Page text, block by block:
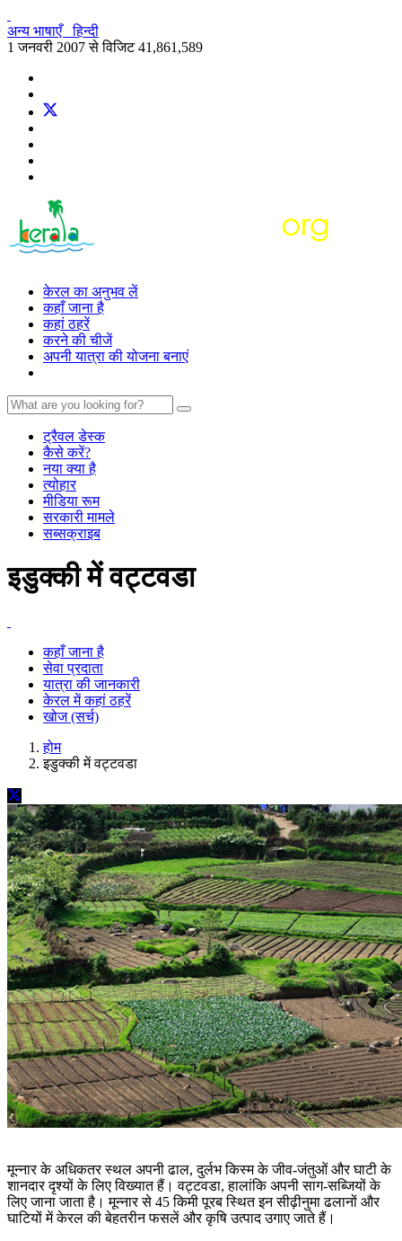
अन्य भाषाएँ हिन्दी
1 जनवरी 2007 से विजिट41,861,589
केरल का अनुभव लें
कहाँ जाना है
कहां ठहरें
करने की चीजें
अपनी यात्रा की योजना बनाएं
ट्रैवल डेस्क
कैसे करें?
नया क्या है
त्योहार
मीडिया रूम
सरकारी मामले
सब्सक्राइब
इडुक्की में वट्टवडा
कहाँ जाना है
सेवा प्रदाता
यात्रा की जानकारी
केरल में कहां ठहरें
खोज (सर्च)
होम
इडुक्की में वट्टवडा
मून्नार के अधिकतर स्थल अपनी ढाल, दुर्लभ किस्म के जीव-जंतुओं और घाटी के
शानदार दृश्यों के लिए विख्यात हैं। वट्टवडा, हालांकि अपनी साग-सब्जियों के
लिए जाना जाता है। मून्नार से 45 किमी पूरब स्थित इन सीढ़ीनुमा ढलानों और
घाटियों में केरल की बेहतरीन फसलें और कृषि उत्पाद उगाए जाते हैं।